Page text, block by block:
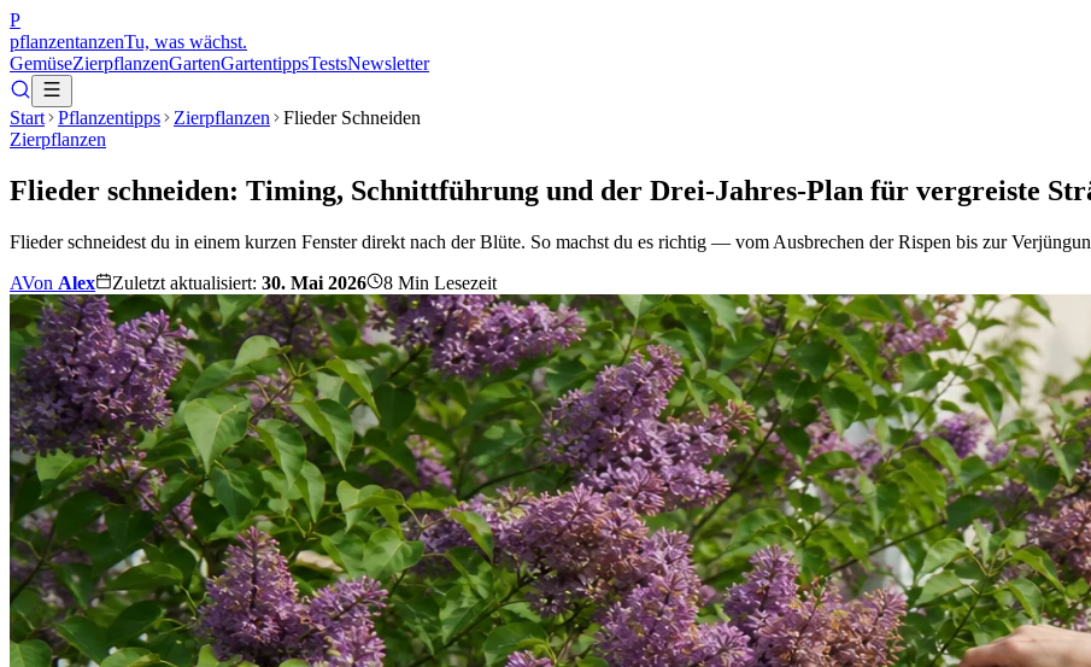
P
pflanzentanzenTu, was wächst.
GemüseZierpflanzenGartenGartentippsTestsNewsletter
Start Pflanzentipps Zierpflanzen
Flieder Schneiden
Zierpflanzen
Flieder schneiden: Timing, Schnittführung und der Drei-Jahres-Plan für vergreiste
Flieder schneidest du in einem kurzen Fenster direkt nach der Blüte. So machst du es richtig — vom Ausbrechen der Rispen bis zur
AVon Alex Zuletzt aktualisiert: 30. Mai 2026 8 Min Lesezeit